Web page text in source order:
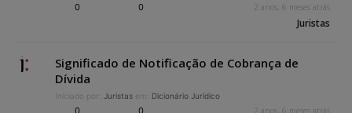
0 0 2 anos, 6 meses atrás
Juristas
Significado de Notificação de Cobrança de
Dívida
Iniciado por: Juristas em: Dicionário Jurídico
0 0 2 anos, 6 meses atrás